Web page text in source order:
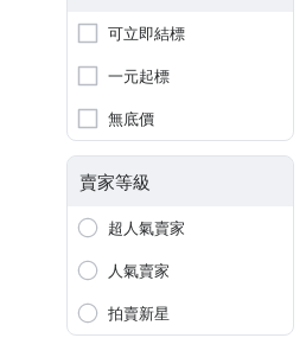
可立即結標
一元起標
無底價
賣家等級
超人氣賣家
人氣賣家
拍賣新星